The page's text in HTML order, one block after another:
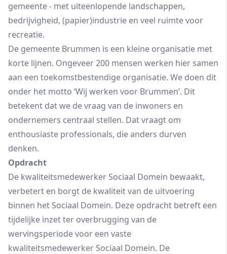
gemeente - met uiteenlopende landschappen,
bedrijvigheid, (papier)industrie en veel ruimte voor
recreatie.
De gemeente Brummen is een kleine organisatie met
korte lijnen. Ongeveer 200 mensen werken hier samen
aan een toekomstbestendige organisatie. We doen dit
onder het motto ‘Wij werken voor Brummen’. Dit
betekent dat we de vraag van de inwoners en
ondernemers centraal stellen. Dat vraagt om
enthousiaste professionals, die anders durven
denken.
Opdracht
De kwaliteitsmedewerker Sociaal Domein bewaakt,
verbetert en borgt de kwaliteit van de uitvoering
binnen het Sociaal Domein. Deze opdracht betreft een
tijdelijke inzet ter overbrugging van de
wervingsperiode voor een vaste
kwaliteitsmedewerker Sociaal Domein. De